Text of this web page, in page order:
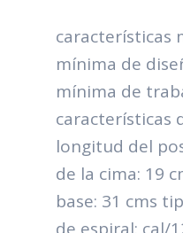
características
mínima de
mínima de
características
longitud del
de la cima: 19
base: 31 cms
de espiral: cal/